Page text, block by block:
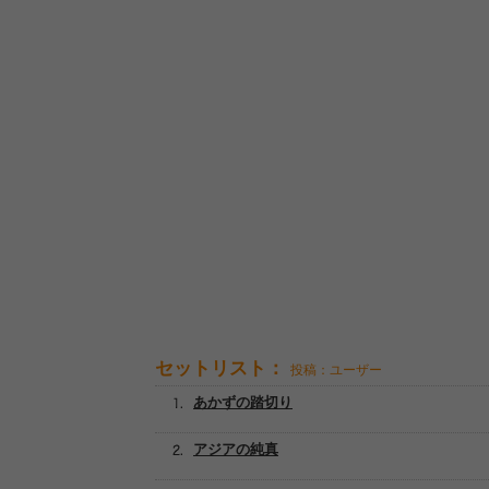
セットリスト： 投稿：ユーザー
あかずの踏切り
アジアの純真